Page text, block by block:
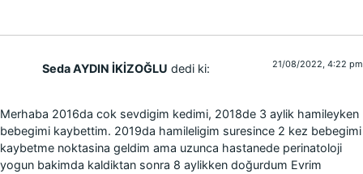
Seda AYDIN İKİZOĞLU dedi ki: 21/08/2022, 4:22 pm
Merhaba 2016da cok sevdigim kedimi, 2018de 3 aylik hamileyken
bebegimi kaybettim. 2019da hamileligim suresince 2 kez bebegimi
kaybetme noktasina geldim ama uzunca hastanede perinatoloji
yogun bakimda kaldiktan sonra 8 aylikken doğurdum Evrim